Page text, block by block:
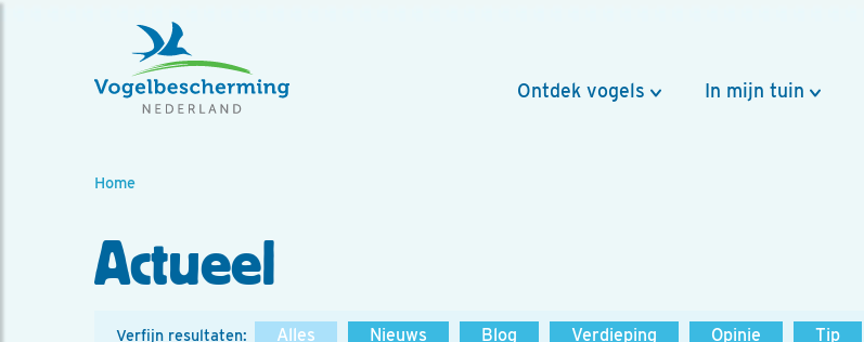
Ontdek vogels In mijn tuin
Home
Actueel
Verfijn resultaten: Alles Nieuws Blog Verdieping Opinie Tip